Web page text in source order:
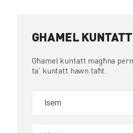
GHAMEL KUNTATT
Għamel kuntatt magħna
ta’ kuntatt hawn taħt.